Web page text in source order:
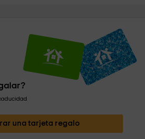
una tarjeta regalo